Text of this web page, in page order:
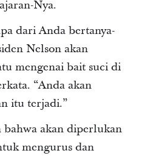
Nya.
dari Anda bertanya-
Nelson akan
mengenai bait suci di
“Anda akan
itu terjadi.”
bahwa akan diperlukan
mengurus dan